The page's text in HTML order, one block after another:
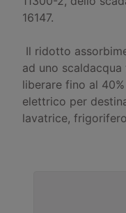
16147.
Il ridotto
ad uno
liberare fino al
elettrico per
lavatrice,